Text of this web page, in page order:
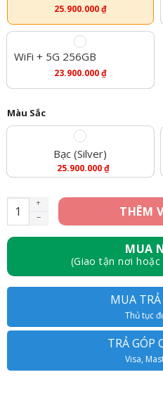
25.900.000₫
WiFi + 5G 256GB
23.900.000₫
Màu Sắc
Bạc (Silver)
25.900.000₫
iPad Pro M1 12.9 inch 2021 -
THÊM
MUA
(Giao tận nơi
MUA TRẢ
Thủ tục
TRẢ GÓP
Visa,